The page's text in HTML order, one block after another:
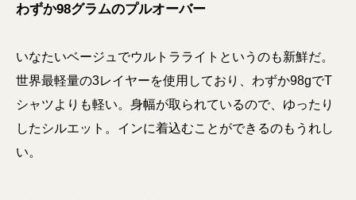
わずか98グラムのプルオーバー
いなたいベージュでウルトラライトというのも新鮮だ。
世界最軽量の3レイヤーを使用しており、わずか98gでT
シャツよりも軽い。身幅が取られているので、ゆったり
したシルエット。インに着込むことができるのもうれし
い。